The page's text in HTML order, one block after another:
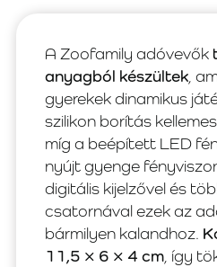
A Zoofamily adóvevők
anyagból készültek ,
gyerekek dinamikus
szilikon borítás
míg a beépített LED
nyújt gyenge
digitális kijelzővel és
csatornával ezek az
bármilyen kalandhoz.
11,5 × 6 × 4 cm , így